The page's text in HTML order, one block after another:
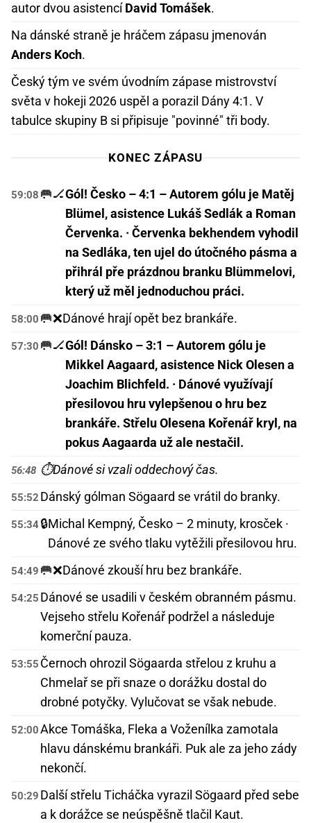
autor dvou asistencíDavid Tomášek.
Na dánské straně je hráčem zápasu jmenován
Anders Koch.
Český tým ve svém úvodním zápase mistrovství
světa v hokeji 2026 uspěl a porazil Dány 4:1. V
tabulce skupiny B si připisuje "povinné" tři body.
KONEC ZÁPASU
59:08 🥅🏒Gól! Česko – 4:1 – Autorem gólu je Matěj
Blümel, asistence Lukáš Sedlák a Roman
Červenka. · Červenka bekhendem vyhodil
na Sedláka, ten ujel do útočného pásma a
přihrál pře prázdnou branku Blümmelovi,
který už měl jednoduchou práci.
58:00 🥅❌Dánové hrají opět bez brankáře.
57:30 🥅🏒Gól! Dánsko – 3:1 – Autorem gólu je
Mikkel Aagaard, asistence Nick Olesen a
Joachim Blichfeld. · Dánové využívají
přesilovou hru vylepšenou o hru bez
brankáře. Střelu Olesena Kořenář kryl, na
pokus Aagaarda už ale nestačil.
56:48 ⏱️Dánové si vzali oddechový čas.
55:52 Dánský gólman Sögaard se vrátil do branky.
55:34🔒Michal Kempný, Česko – 2 minuty, krosček ·
Dánové ze svého tlaku vytěžili přesilovou hru.
54:49 🥅❌Dánové zkouší hru bez brankáře.
54:25 Dánové se usadili v českém obranném pásmu.
Vejseho střelu Kořenář podržel a následuje
komerční pauza.
53:55 Černoch ohrozil Sögaarda střelou z kruhu a
Chmelař se při snaze o dorážku dostal do
drobné potyčky. Vylučovat se však nebude.
52:00Akce Tomáška, Fleka a Voženílka zamotala
hlavu dánskému brankáři. Puk ale za jeho zády
nekončí.
50:29 Další střelu Ticháčka vyrazil Sögaard před sebe
a k dorážce se neúspěšně tlačil Kaut.